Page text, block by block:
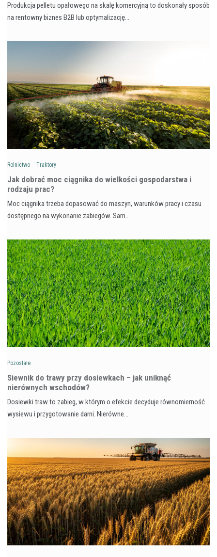
Produkcja pelletu opałowego na skalę komercyjną to doskonały sposób
na rentowny biznes B2B lub optymalizację…
Rolnictwo Traktory
Jak dobrać moc ciągnika do wielkości gospodarstwa i
rodzaju prac?
Moc ciągnika trzeba dopasować do maszyn, warunków pracy i czasu
dostępnego na wykonanie zabiegów. Sam…
Pozostałe
Siewnik do trawy przy dosiewkach – jak uniknąć
nierównych wschodów?
Dosiewki traw to zabieg, w którym o efekcie decyduje równomierność
wysiewu i przygotowanie darni. Nierówne…